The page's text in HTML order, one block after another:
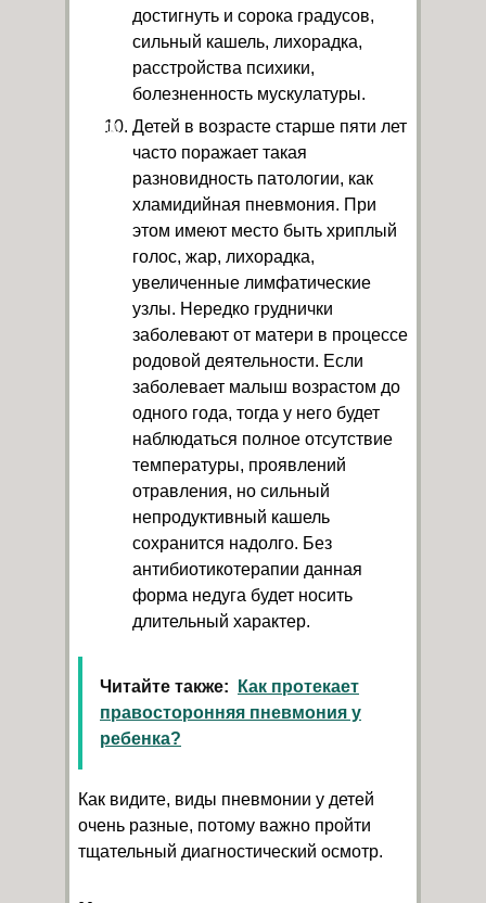
достигнуть и сорока градусов,
сильный кашель, лихорадка,
расстройства психики,
болезненность мускулатуры.
Детей в возрасте старше пяти лет
часто поражает такая
разновидность патологии, как
хламидийная пневмония. При
этом имеют место быть хриплый
голос, жар, лихорадка,
увеличенные лимфатические
узлы. Нередко груднички
заболевают от матери в процессе
родовой деятельности. Если
заболевает малыш возрастом до
одного года, тогда у него будет
наблюдаться полное отсутствие
температуры, проявлений
отравления, но сильный
непродуктивный кашель
сохранится надолго. Без
антибиотикотерапии данная
форма недуга будет носить
длительный характер.
Читайте также:
Как протекает
правосторонняя пневмония у
ребенка?
Как видите, виды пневмонии у детей
очень разные, потому важно пройти
тщательный диагностический осмотр.